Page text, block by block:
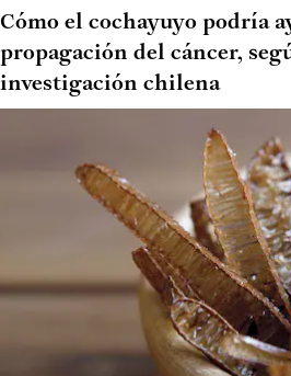
Cómo el cochayuyo podría
propagación del cáncer,
investigación chilena